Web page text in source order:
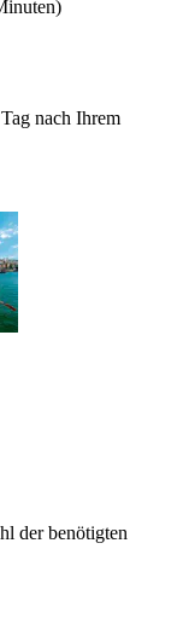
nach Ihrem
der benötigten